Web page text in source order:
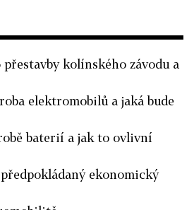
kolínského závodu a
elektromobilů a jaká bude
baterií a jak to ovlivní
ekonomický